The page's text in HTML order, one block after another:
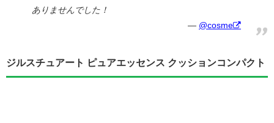
ありませんでした！
@cosme
ジルスチュアート ピュアエッセンス クッションコンパクト